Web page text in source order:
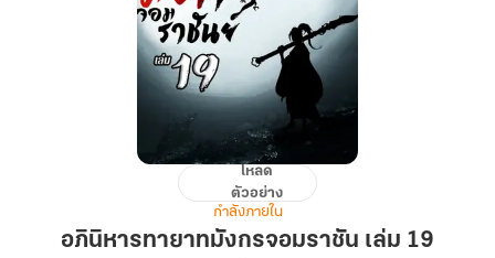
อภินิหาร
ทายาท
มังกร
โหลด
ตัวอย่าง
กำลังภายใน
อภินิหารทายาทมังกรจอมราชัน เล่ม 19